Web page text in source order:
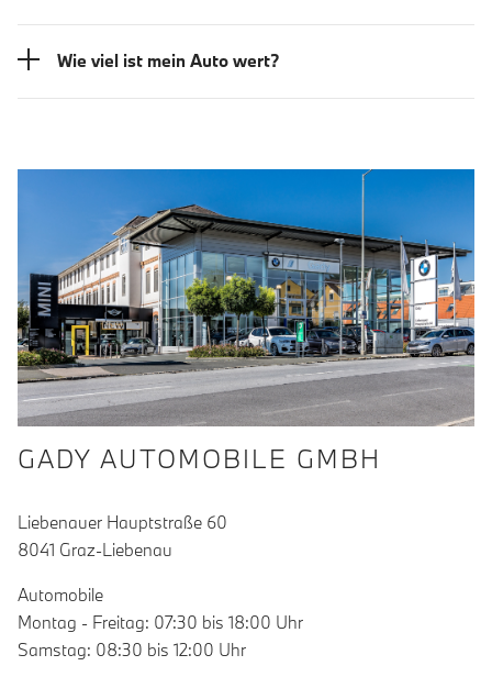
Wie viel ist mein Auto wert?
GADY AUTOMOBILE GMBH
Liebenauer Hauptstraße 60
8041 Graz-Liebenau
Automobile
Montag - Freitag: 07:30 bis 18:00 Uhr
Samstag: 08:30 bis 12:00 Uhr